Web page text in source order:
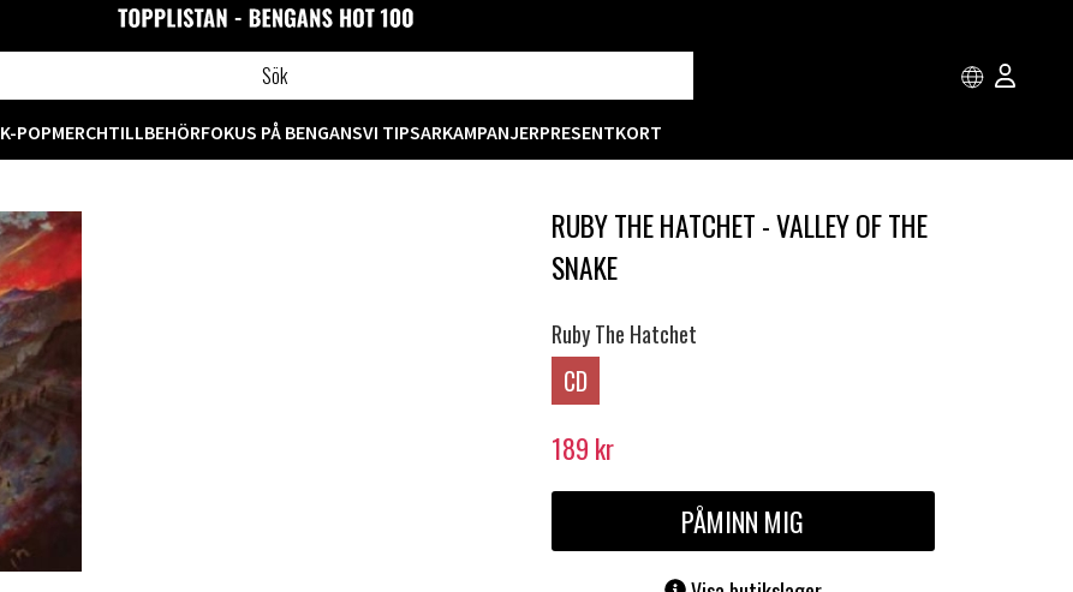
K-POPMERCHTILLBEHÖRFOKUS PÅ BENGANSVI TIPSARKAMPANJERPRESENTKORT
RUBY THE HATCHET - VALLEY OF THE
SNAKE
Ruby The Hatchet
CD
189 kr
PÅMINN MIG